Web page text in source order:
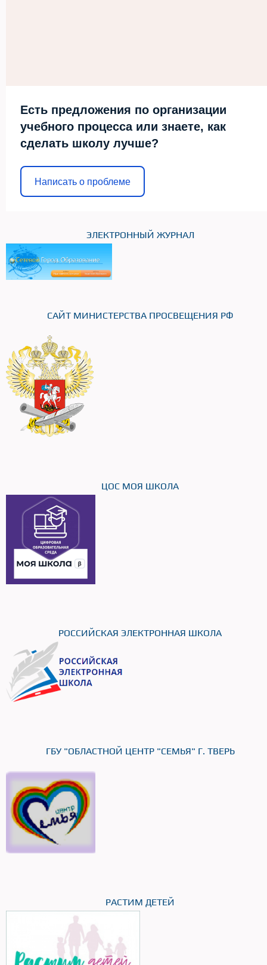
Есть предложения по организации
учебного процесса или знаете, как
сделать школу лучше?
Написать о проблеме
ЭЛЕКТРОННЫЙ ЖУРНАЛ
САЙТ МИНИСТЕРСТВА ПРОСВЕЩЕНИЯ РФ
ЦОС МОЯ ШКОЛА
РОССИЙСКАЯ ЭЛЕКТРОННАЯ ШКОЛА
ГБУ "ОБЛАСТНОЙ ЦЕНТР "СЕМЬЯ" Г. ТВЕРЬ
РАСТИМ ДЕТЕЙ